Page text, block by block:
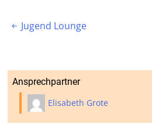
Beitragsnavigation
 Jugend Lounge
Ansprechpartner
Elisabeth Grote